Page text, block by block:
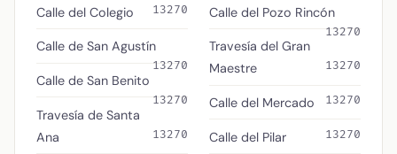
Calle del Colegio 13270
Calle de San Agustín
13270
Calle de San Benito
13270
Travesía de Santa
Ana
13270
Calle del Pozo Rincón
13270
Travesía del Gran
Maestre
13270
Calle del Mercado 13270
Calle del Pilar 13270